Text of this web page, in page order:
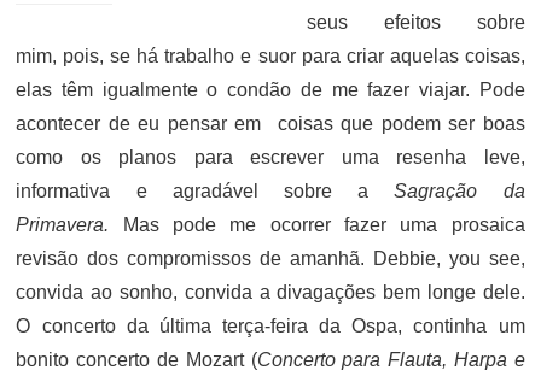
seus efeitos sobre
mim, pois, se há trabalho e suor para criar aquelas coisas,
elas têm igualmente o condão de me fazer viajar. Pode
acontecer de eu pensar em coisas que podem ser boas
como os planos para escrever uma resenha leve,
informativa e agradável sobre aSagração da
Primavera. Mas pode me ocorrer fazer uma prosaica
revisão dos compromissos de amanhã. Debbie, you see,
convida ao sonho, convida a divagações bem longe dele.
O concerto da última terça-feira da Ospa, continha um
bonito concerto de Mozart (Concerto para Flauta, Harpa e